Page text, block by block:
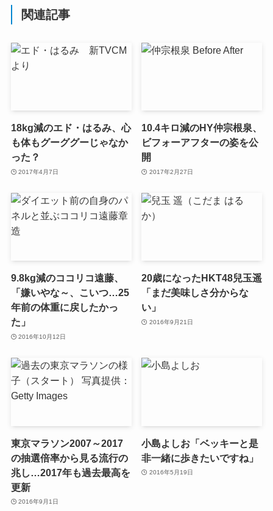
関連記事
18kg減のエド・はるみ、心
も体もグーググーじゃなか
った？
2017年4月7日
10.4キロ減のHY仲宗根泉、
ビフォーアフターの姿を公
開
2017年2月27日
9.8kg減のココリコ遠藤、
「嫌いやな～、こいつ…25
年前の体重に戻したかっ
た」
2016年10月12日
20歳になったHKT48兒玉遥
「まだ美味しさ分からな
い」
2016年9月21日
東京マラソン2007～2017
の抽選倍率から見る流行の
兆し…2017年も過去最高を
更新
2016年9月1日
小島よしお「ベッキーと是
非一緒に歩きたいですね」
2016年5月19日